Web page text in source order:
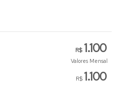
R$1.100
Valores Mensal
R$ 1.100